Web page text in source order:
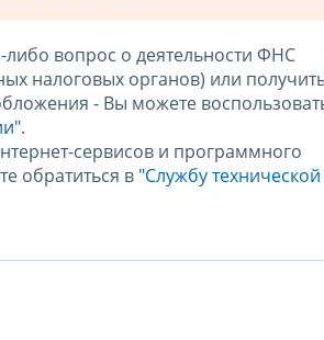
вопрос о деятельности ФНС
налоговых органов) или
- Вы можете
.
сервисов и программного
обратиться в "Службу технической